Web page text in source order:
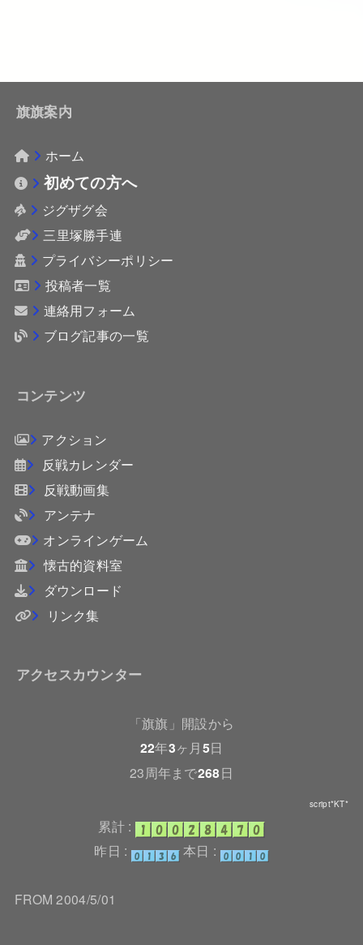
旗旗案内
ホーム
初めての方へ
ジグザグ会
三里塚勝手連
プライバシーポリシー
投稿者一覧
連絡用フォーム
ブログ記事の一覧
コンテンツ
アクション
反戦カレンダー
反戦動画集
アンテナ
オンラインゲーム
懐古的資料室
ダウンロード
リンク集
アクセスカウンター
「旗旗」開設から
22年3ヶ月5日
23周年まで268日
script*KT*
累計 :
昨日 :
本日 :
FROM 2004/5/01